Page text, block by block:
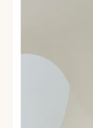
VOLG BESTELLING